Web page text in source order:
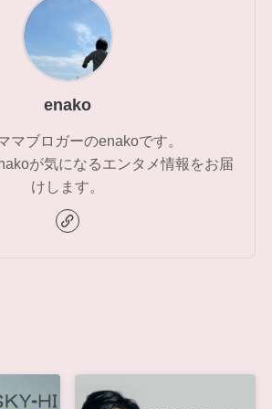
enako
マブロガーのenakoです。
が気になるエンタメ情報をお届
けします。